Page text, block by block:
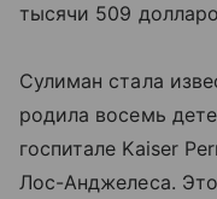
тысячи 509
Сулиман стала
родила восемь
госпитале Kaiser
Лос-Анджелеса.